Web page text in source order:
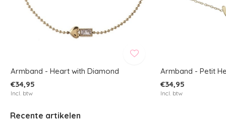
Armband - Heart with Diamond
€34,95
Incl. btw
Armband - Petit
€34,95
Incl. btw
Recente artikelen